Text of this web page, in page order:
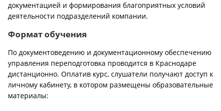
документацией и формирования благоприятных условий
деятельности подразделений компании.
Формат обучения
По документоведению и документационному обеспечению
управления переподготовка проводится в Краснодаре
дистанционно. Оплатив курс, слушатели получают доступ к
личному кабинету, в котором размещены образовательные
материалы: